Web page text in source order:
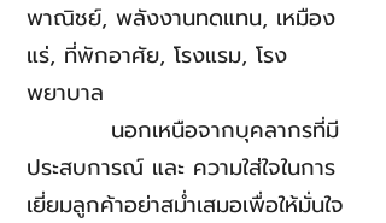
พาณิชย์, พลังงานทดแทน, เหมือง
แร่, ที่พักอาศัย, โรงแรม, โรง
พยาบาล
นอกเหนือจากบุคลากรที่มี
ประสบการณ์ และ ความใส่ใจในการ
เยี่ยมลูกค้าอย่าสม่ำเสมอเพื่อให้มั่นใจ